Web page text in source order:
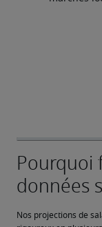
Nos projections de